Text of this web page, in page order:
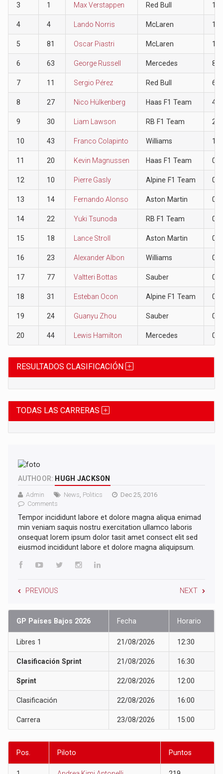
3 1 Max Verstappen Red Bull 15
4 4 Lando Norris McLaren 12
5 81 Oscar Piastri McLaren 10
6 63 George Russell Mercedes 8
7 11 Sergio Pérez Red Bull 6
8 27 Nico Hülkenberg Haas F1 Team 4
9 30 Liam Lawson RB F1 Team 2
10 43 Franco Colapinto Williams 1
11 20 Kevin Magnussen Haas F1 Team 0
12 10 Pierre Gasly Alpine F1 Team 0
13 14 Fernando Alonso Aston Martin 0
14 22 Yuki Tsunoda RB F1 Team 0
15 18 Lance Stroll Aston Martin 0
16 23 Alexander Albon Williams 0
17 77 Valtteri Bottas Sauber 0
18 31 Esteban Ocon Alpine F1 Team 0
19 24 Guanyu Zhou Sauber 0
20 44 Lewis Hamilton Mercedes 0
RESULTADOS CLASIFICACIÓN
TODAS LAS CARRERAS
AUTHOOR: HUGH JACKSON
Admin News Politics
Dec 25, 2016
Comments
Tempor incididunt labore et dolore magna aliqua enimad
min veniam saquis nostru exercitation ullamco laboris
onsequat lorem ipsum dolor tasit amet consect elit sed
eiusmod incididunt labore et dolore magna aliquipsum.
PREVIOUS NEXT
GP Países Bajos 2026 Fecha Horario
Libres 1 21/08/2026 12:30
Clasificación Sprint 21/08/2026 16:30
Sprint 22/08/2026 12:00
Clasificación 22/08/2026 16:00
Carrera 23/08/2026 15:00
Pos. Piloto Puntos